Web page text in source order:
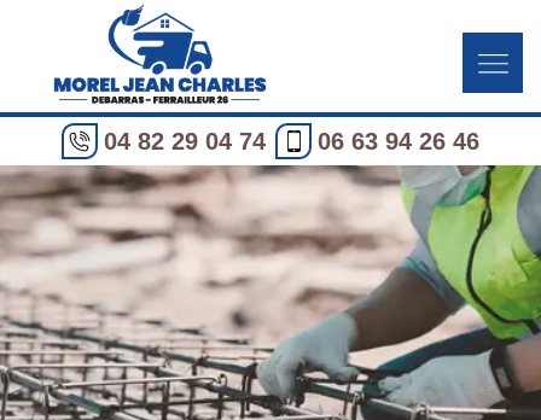
04 82 29 04 74 06 63 94 26 46